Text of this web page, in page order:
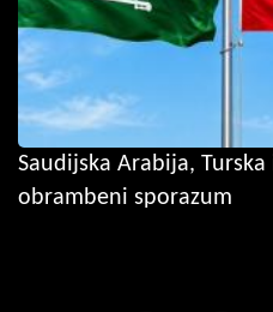
Saudijska Arabija,
obrambeni sporazum